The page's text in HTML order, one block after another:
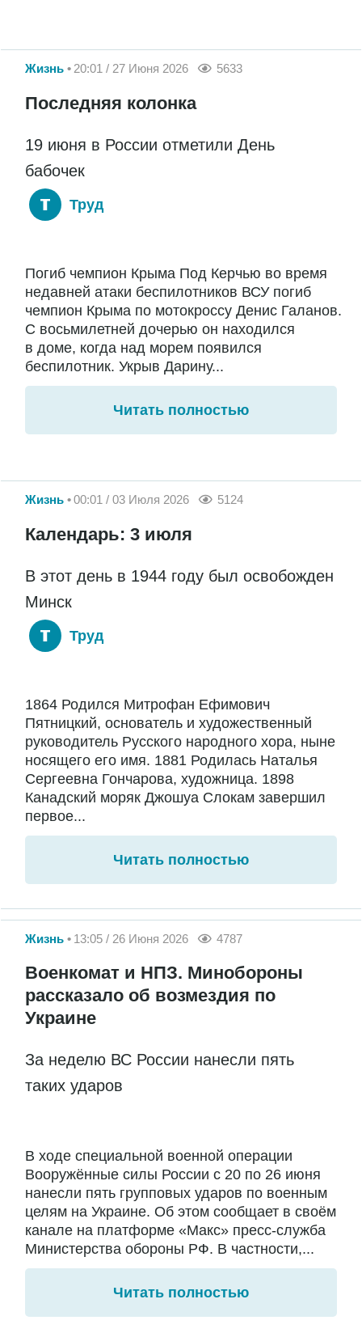
Жизнь 20:01 / 27 Июня 2026 5633
Последняя колонка
19 июня в России отметили День
бабочек
Труд
Погиб чемпион Крыма Под Керчью во время
недавней атаки беспилотников ВСУ погиб
чемпион Крыма по мотокроссу Денис Галанов.
С восьмилетней дочерью он находился
в доме, когда над морем появился
беспилотник. Укрыв Дарину...
Читать полностью
Жизнь 00:01 / 03 Июля 2026 5124
Календарь: 3 июля
В этот день в 1944 году был освобожден
Минск
Труд
1864 Родился Митрофан Ефимович
Пятницкий, основатель и художественный
руководитель Русского народного хора, ныне
носящего его имя. 1881 Родилась Наталья
Сергеевна Гончарова, художница. 1898
Канадский моряк Джошуа Слокам завершил
первое...
Читать полностью
Жизнь 13:05 / 26 Июня 2026 4787
Военкомат и НПЗ. Минобороны
рассказало об возмездия по
Украине
За неделю ВС России нанесли пять
таких ударов
В ходе специальной военной операции
Вооружённые силы России с 20 по 26 июня
нанесли пять групповых ударов по военным
целям на Украине. Об этом сообщает в своём
канале на платформе «Макс» пресс-служба
Министерства обороны РФ. В частности,...
Читать полностью